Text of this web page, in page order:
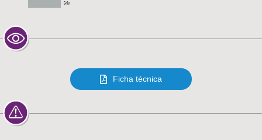
Ficha técnica